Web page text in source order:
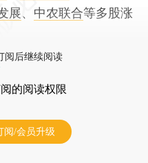
展、 中农联合等多股涨
阅后继续阅读
的阅读权限
阅/会员升级